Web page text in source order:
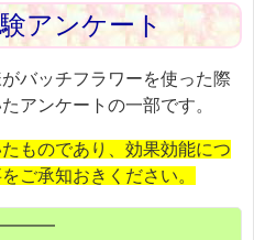
アンケート
バッチフラワーを使った際
アンケートの一部です。
ものであり、効果効能につ
ご承知おきください。